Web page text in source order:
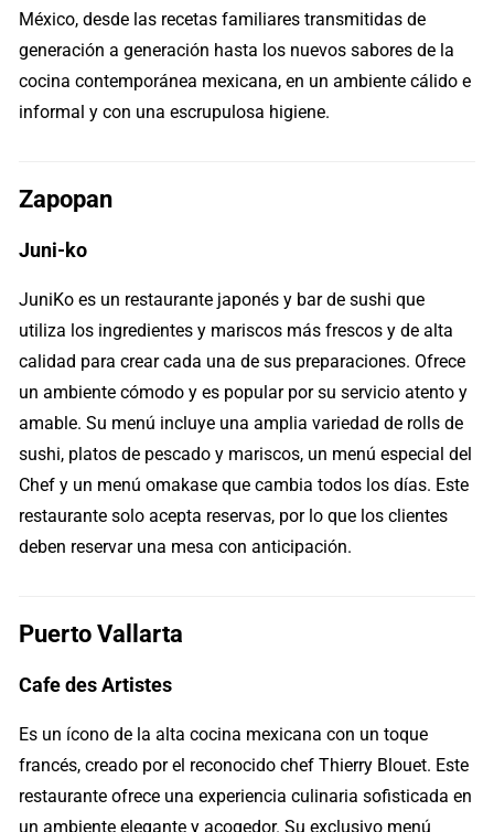
México, desde las recetas familiares transmitidas de
generación a generación hasta los nuevos sabores de la
cocina contemporánea mexicana, en un ambiente cálido e
informal y con una escrupulosa higiene.
Zapopan
Juni-ko
JuniKo es un restaurante japonés y bar de sushi que
utiliza los ingredientes y mariscos más frescos y de alta
calidad para crear cada una de sus preparaciones. Ofrece
un ambiente cómodo y es popular por su servicio atento y
amable. Su menú incluye una amplia variedad de rolls de
sushi, platos de pescado y mariscos, un menú especial del
Chef y un menú omakase que cambia todos los días. Este
restaurante solo acepta reservas, por lo que los clientes
deben reservar una mesa con anticipación.
Puerto Vallarta
Cafe des Artistes
Es un ícono de la alta cocina mexicana con un toque
francés, creado por el reconocido chef Thierry Blouet. Este
restaurante ofrece una experiencia culinaria sofisticada en
un ambiente elegante y acogedor. Su exclusivo menú